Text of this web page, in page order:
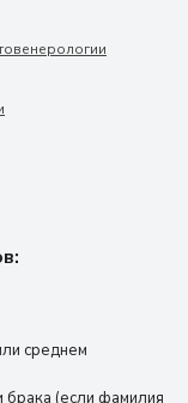
среднем
брака (если фамилия